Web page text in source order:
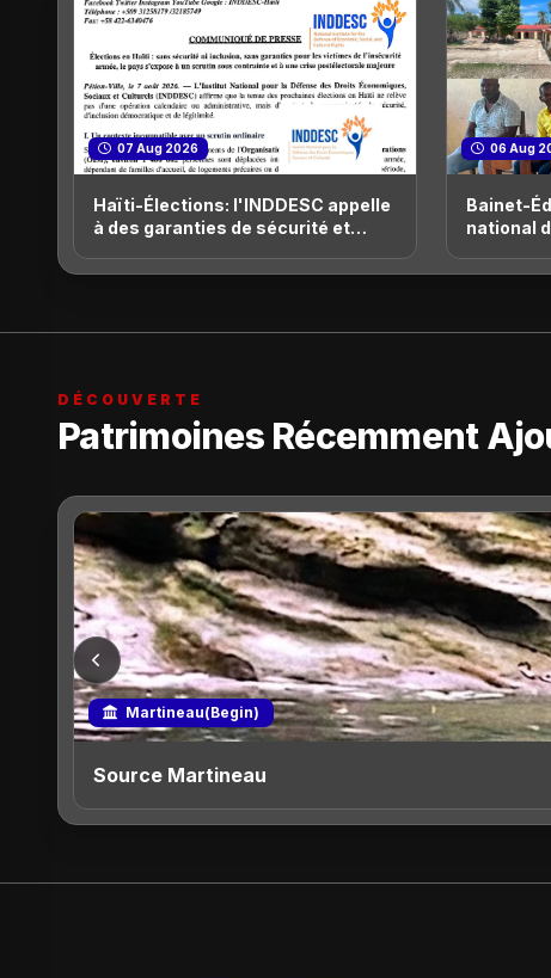
07 Aug 2026
Haïti-Élections: l'INDDESC appelle
à des garanties de sécurité et
06 Aug
Bainet-
national
DÉCOUVERTE
Patrimoines Récemment
Martineau(Begin)
Source Martineau